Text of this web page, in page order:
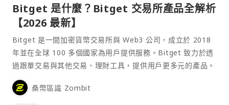
Bitget 是什麼？Bitget 交易所產品全解析
【2026 最新】
Bitget 是一間加密貨幣交易所與 Web3 公司，成立於 2018
年並在全球 100 多個國家為用戶提供服務。Bitget 致力於透
過跟單交易與其他交易、理財工具，提供用戶更多元的產品。
桑幣區識 Zombit